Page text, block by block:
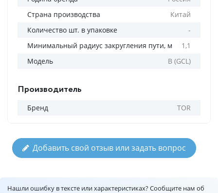
Страна производства
Китай
Количество шт. в упаковке
-
Минимальный радиус закругления пути, м
1,1
Модель
B (GCL)
Производитель
Бренд TOR
Добавить свой отзыв или задать вопрос
Нашли ошибку в тексте или характеристиках? Сообщите нам об